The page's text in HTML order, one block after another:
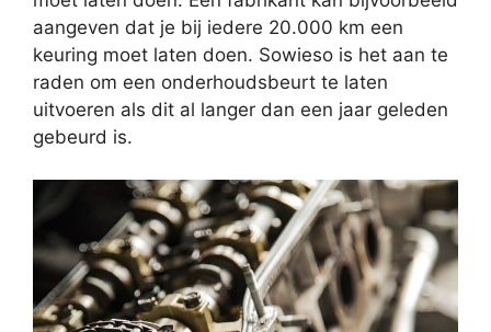
aangeven dat je bij iedere 20.000 km een
keuring moet laten doen. Sowieso is het aan te
raden om een onderhoudsbeurt te laten
uitvoeren als dit al langer dan een jaar geleden
gebeurd is.